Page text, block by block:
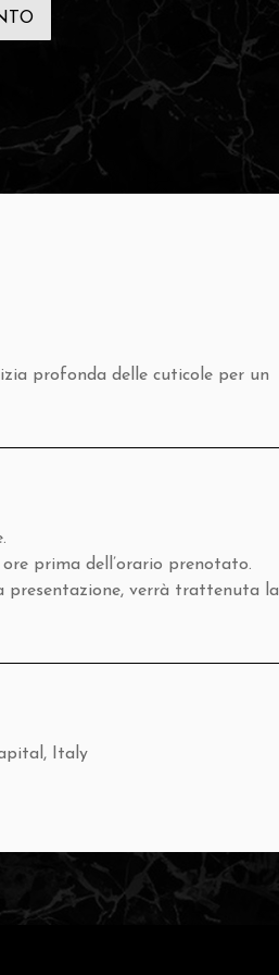
profonda delle cuticole per un
prima dell’orario prenotato.
presentazione, verrà trattenuta la
Italy